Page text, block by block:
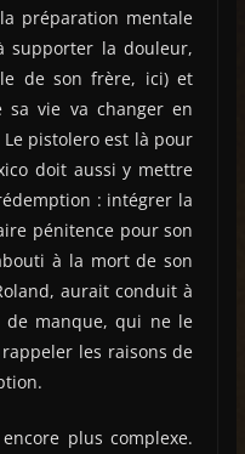
préparation mentale
supporter la douleur,
de son frère, ici) et
sa vie va changer en
pistolero est là pour
doit aussi y mettre
: intégrer la
pénitence pour son
à la mort de son
aurait conduit à
de manque, qui ne le
les raisons de
plus complexe.